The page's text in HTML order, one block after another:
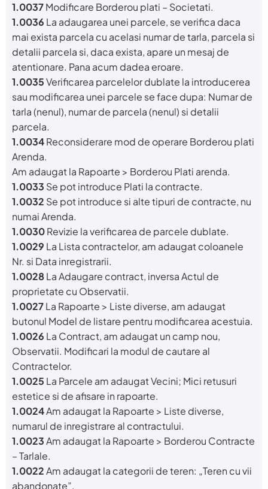
1.0037Modificare Borderou plati – Societati.
1.0036 La adaugarea unei parcele, se verifica daca
mai exista parcela cu acelasi numar de tarla, parcela si
detalii parcela si, daca exista, apare un mesaj de
atentionare. Pana acum dadea eroare.
1.0035Verificarea parcelelor dublate la introducerea
sau modificarea unei parcele se face dupa: Numar de
tarla (nenul), numar de parcela (nenul) si detalii
parcela.
1.0034Reconsiderare mod de operare Borderou plati
Arenda.
Am adaugat la Rapoarte > Borderou Plati arenda.
1.0033 Se pot introduce Plati la contracte.
1.0032 Se pot introduce si alte tipuri de contracte, nu
numai Arenda.
1.0030Revizie la verificarea de parcele dublate.
1.0029 La Lista contractelor, am adaugat coloanele
Nr. si Data inregistrarii.
1.0028La Adaugare contract, inversa Actul de
proprietate cu Observatii.
1.0027La Rapoarte > Liste diverse, am adaugat
butonul Model de listare pentru modificarea acestuia.
1.0026 La Contract, am adaugat un camp nou,
Observatii. Modificari la modul de cautare al
Contractelor.
1.0025 La Parcele am adaugat Vecini; Mici retusuri
estetice si de afisare in rapoarte.
1.0024Am adaugat la Rapoarte > Liste diverse,
numarul de inregistrare al contractului.
1.0023Am adaugat la Rapoarte > Borderou Contracte
– Tarlale.
1.0022Am adaugat la categorii de teren: „Teren cu vii
abandonate”.